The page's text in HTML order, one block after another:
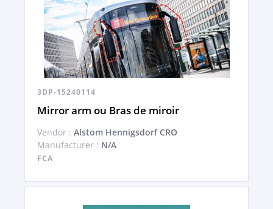
3DP-15240114
Mirror arm ou Bras de miroir
Vendor : Alstom Hennigsdorf CRO
Manufacturer : N/A
FCA